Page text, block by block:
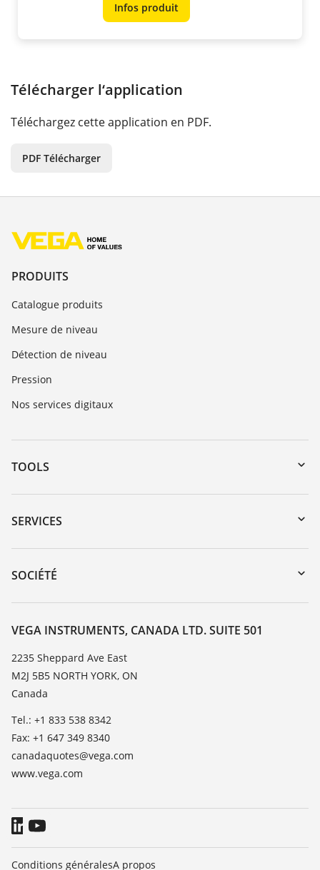
Infos produit
Télécharger l‘application
Téléchargez cette application en PDF.
PDF Télécharger
PRODUITS
Catalogue produits
Mesure de niveau
Détection de niveau
Pression
Nos services digitaux
TOOLS
Téléchargements
Recherche par numéro de série
DTM Collection/PACTware
SERVICES
Retour d'appareil
Service client
SOCIÉTÉ
À propos de VEGA
Contact
News
Presse
Blog
VEGA INSTRUMENTS, CANADA LTD. SUITE 501
2235 Sheppard Ave East
M2J 5B5 NORTH YORK, ON
Canada
Tel.: +1 833 538 8342
Fax: +1 647 349 8340
canadaquotes@vega.com
www.vega.com
Conditions généralesA propos